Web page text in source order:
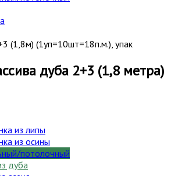
(1,8м) (1уп=10шт=18п.м.), упак
дуба 2+3 (1,8 метра)
из липы
из осины
потолочный
дуба